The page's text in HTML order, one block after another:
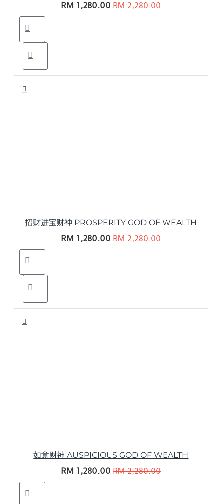
RM 1,280.00 RM 2,280.00
招财进宝财神 PROSPERITY GOD OF WEALTH
RM 1,280.00 RM 2,280.00
如意财神 AUSPICIOUS GOD OF WEALTH
RM 1,280.00 RM 2,280.00